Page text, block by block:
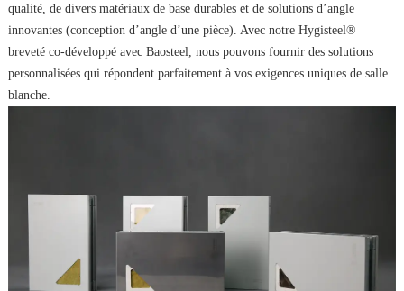
qualité, de divers matériaux de base durables et de solutions d’angle
innovantes (conception d’angle d’une pièce). Avec notre Hygisteel®
breveté co-développé avec Baosteel, nous pouvons fournir des solutions
personnalisées qui répondent parfaitement à vos exigences uniques de salle
blanche.